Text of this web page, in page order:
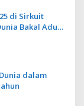
di Sirkuit
Bakal Adu
dalam